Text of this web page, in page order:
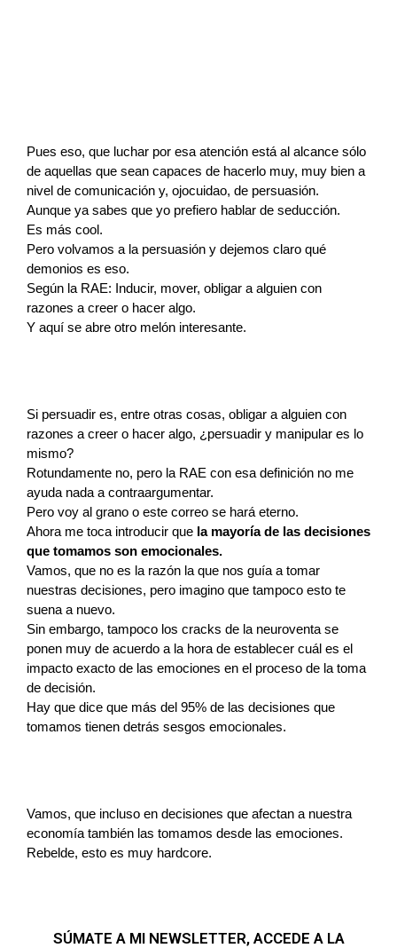
Pues eso, que luchar por esa atención está al alcance sólo
de aquellas que sean capaces de hacerlo muy, muy bien a
nivel de comunicación y, ojocuidao, de persuasión.
Aunque ya sabes que yo prefiero hablar de seducción.
Es más cool.
Pero volvamos a la persuasión y dejemos claro qué
demonios es eso.
Según la RAE: Inducir, mover, obligar a alguien con
razones a creer o hacer algo.
Y aquí se abre otro melón interesante.
Si persuadir es, entre otras cosas, obligar a alguien con
razones a creer o hacer algo, ¿persuadir y manipular es lo
mismo?
Rotundamente no, pero la RAE con esa definición no me
ayuda nada a contraargumentar.
Pero voy al grano o este correo se hará eterno.
Ahora me toca introducir que la mayoría de las decisiones
que tomamos son emocionales.
Vamos, que no es la razón la que nos guía a tomar
nuestras decisiones, pero imagino que tampoco esto te
suena a nuevo.
Sin embargo, tampoco los cracks de la neuroventa se
ponen muy de acuerdo a la hora de establecer cuál es el
impacto exacto de las emociones en el proceso de la toma
de decisión.
Hay que dice que más del 95% de las decisiones que
tomamos tienen detrás sesgos emocionales.
Vamos, que incluso en decisiones que afectan a nuestra
economía también las tomamos desde las emociones.
Rebelde, esto es muy hardcore.
SÚMATE A MI NEWSLETTER, ACCEDE A LA